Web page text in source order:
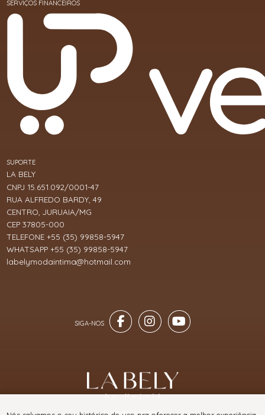
SERVIÇOS FINANCEIROS
SUPORTE
LA BELY
CNPJ 15.651.092/0001-47
RUA ALFREDO BARDY, 49
CENTRO, JURUAIA/MG
CEP 37805-000
TELEFONE +55 (35) 99858-5947
WHATSAPP +55 (35) 99858-5947
labelymodaintima@hotmail.com
® TODOS DIREITOS RESERVADOS